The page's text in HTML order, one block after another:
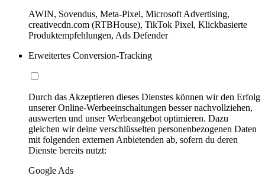
AWIN, Sovendus, Meta-Pixel, Microsoft Advertising,
creativecdn.com (RTBHouse), TikTok Pixel, Klickbasierte
Produktempfehlungen, Ads Defender
Erweitertes Conversion-Tracking
Durch das Akzeptieren dieses Dienstes können wir den Erfolg
unserer Online-Werbeeinschaltungen besser nachvollziehen,
auswerten und unser Werbeangebot optimieren. Dazu
gleichen wir deine verschlüsselten personenbezogenen Daten
mit folgenden externen Anbietenden ab, sofern du deren
Dienste bereits nutzt:
Google Ads